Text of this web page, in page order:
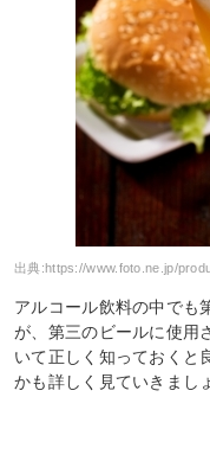
出典:https://www.foto.ne.jp/
アルコール飲料の中でも
が、第三のビールに使用
いて正しく知っておくと
かも詳しく見ていきまし